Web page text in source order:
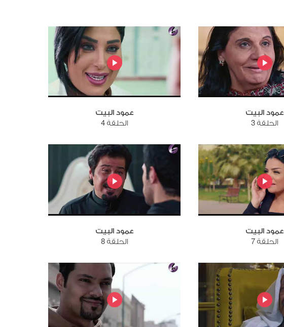
عمود البيت
الحلقة 3
عمود البيت
الحلقة 4
عمود البيت
الحلقة 7
عمود البيت
الحلقة 8